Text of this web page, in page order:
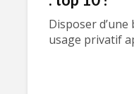
Disposer
usage privatif